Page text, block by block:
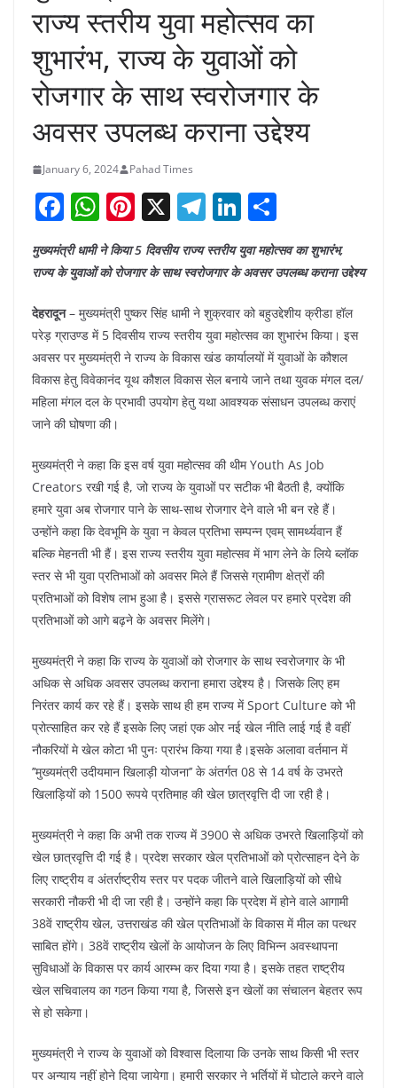
राज्य स्तरीय युवा महोत्सव का
शुभारंभ, राज्य के युवाओं को
रोजगार के साथ स्वरोजगार के
अवसर उपलब्ध कराना उद्देश्य
January 6, 2024 Pahad Times
F
a
c
e
b
o
o
k
W
h
at
A
p
p
Pi
nt
er
st
X T
el
e
a
m
Li
k
dI
n
ar
मुख्यमंत्री धामी ने किया 5 दिवसीय राज्य स्तरीय युवा महोत्सव का शुभारंभ,
राज्य के युवाओं को रोजगार के साथ स्वरोजगार के अवसर उपलब्ध कराना उद्देश्य
देहरादून– मुख्यमंत्री पुष्कर सिंह धामी ने शुक्रवार को बहुउद्देशीय क्रीडा हॉल
परेड़ ग्राउण्ड में 5 दिवसीय राज्य स्तरीय युवा महोत्सव का शुभारंभ किया। इस
अवसर पर मुख्यमंत्री ने राज्य के विकास खंड कार्यालयों में युवाओं के कौशल
विकास हेतु विवेकानंद यूथ कौशल विकास सेल बनाये जाने तथा युवक मंगल दल/
महिला मंगल दल के प्रभावी उपयोग हेतु यथा आवश्यक संसाधन उपलब्ध कराएं
जाने की घोषणा की।
मुख्यमंत्री ने कहा कि इस वर्ष युवा महोत्सव की थीम Youth As Job
Creators रखी गई है, जो राज्य के युवाओं पर सटीक भी बैठती है, क्योंकि
हमारे युवा अब रोजगार पाने के साथ-साथ रोजगार देने वाले भी बन रहे हैं।
उन्होंने कहा कि देवभूमि के युवा न केवल प्रतिभा सम्पन्न एवम् सामर्थ्यवान हैं
बल्कि मेहनती भी हैं। इस राज्य स्तरीय युवा महोत्सव में भाग लेने के लिये ब्लॉक
स्तर से भी युवा प्रतिभाओं को अवसर मिले हैं जिससे ग्रामीण क्षेत्रों की
प्रतिभाओं को विशेष लाभ हुआ है। इससे ग्रासरूट लेवल पर हमारे प्रदेश की
प्रतिभाओं को आगे बढ़ने के अवसर मिलेंगे।
मुख्यमंत्री ने कहा कि राज्य के युवाओं को रोजगार के साथ स्वरोजगार के भी
अधिक से अधिक अवसर उपलब्ध कराना हमारा उद्देश्य है। जिसके लिए हम
निरंतर कार्य कर रहे हैं। इसके साथ ही हम राज्य में Sport Culture को भी
प्रोत्साहित कर रहे हैं इसके लिए जहां एक ओर नई खेल नीति लाई गई है वहीं
नौकरियों मे खेल कोटा भी पुनः प्रारंभ किया गया है।इसके अलावा वर्तमान में
’’मुख्यमंत्री उदीयमान खिलाड़ी योजना’’ के अंतर्गत 08 से 14 वर्ष के उभरते
खिलाड़ियों को 1500 रूपये प्रतिमाह की खेल छात्रवृत्ति दी जा रही है।
मुख्यमंत्री ने कहा कि अभी तक राज्य में 3900 से अधिक उभरते खिलाड़ियों को
खेल छात्रवृत्ति दी गई है। प्रदेश सरकार खेल प्रतिभाओं को प्रोत्साहन देने के
लिए राष्ट्रीय व अंतर्राष्ट्रीय स्तर पर पदक जीतने वाले खिलाड़ियों को सीधे
सरकारी नौकरी भी दी जा रही है। उन्होंने कहा कि प्रदेश में होने वाले आगामी
38वें राष्ट्रीय खेल, उत्तराखंड की खेल प्रतिभाओं के विकास में मील का पत्थर
साबित होंगे। 38वें राष्ट्रीय खेलों के आयोजन के लिए विभिन्न अवस्थापना
सुविधाओं के विकास पर कार्य आरम्भ कर दिया गया है। इसके तहत राष्ट्रीय
खेल सचिवालय का गठन किया गया है, जिससे इन खेलों का संचालन बेहतर रूप
से हो सकेगा।
मुख्यमंत्री ने राज्य के युवाओं को विश्वास दिलाया कि उनके साथ किसी भी स्तर
पर अन्याय नहीं होने दिया जायेगा। हमारी सरकार ने भर्तियों में घोटाले करने वाले